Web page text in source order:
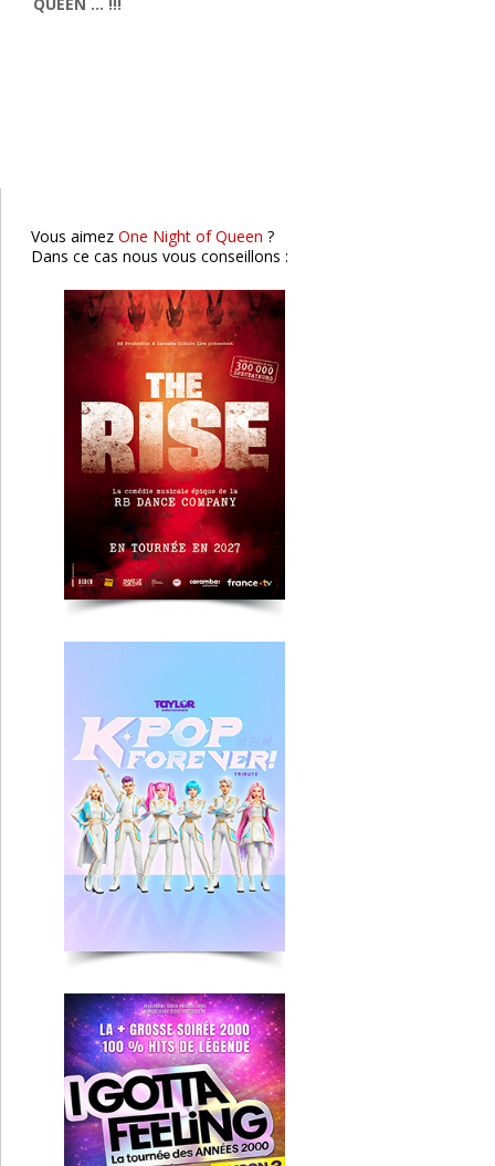
Vous aimez One Night of Queen ?
Dans ce cas nous vous conseillons :
K-POP Forever
St Etienne
I Gotta Feeling
Lyon
Chambéry
St Etienne